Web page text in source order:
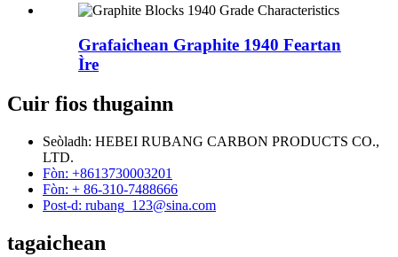
Grafaichean Graphite 1940 Feartan
Ìre
Cuir fios thugainn
Seòladh: HEBEI RUBANG CARBON PRODUCTS CO.,
LTD.
Fòn: +8613730003201
Fòn: + 86-310-7488666
Post-d: rubang_123@sina.com
tagaichean